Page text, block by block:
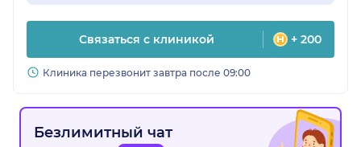
Связаться с клиникой + 200
Клиника перезвонит завтра после 09:00
Безлимитный чат